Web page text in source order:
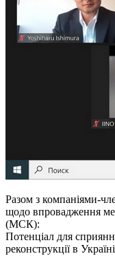
Разом з компаніями-
щодо впровадження
(МСК):
Потенціал для
реконструкції в